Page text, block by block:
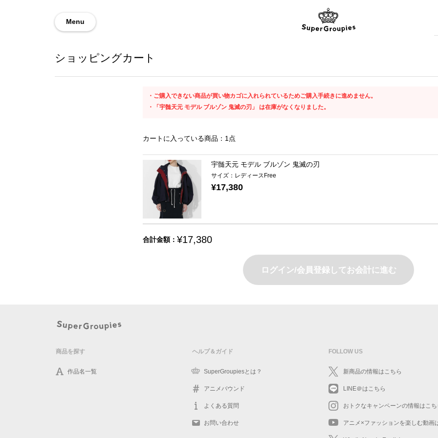
Menu
ショッピングカート
ご購入できない商品が買い物カゴに入れられているためご購入手続きに進めません。
「宇髄天元 モデル ブルゾン 鬼滅の刃」 は在庫がなくなりました。
カートに入っている商品： 1 点
宇髄天元 モデル ブルゾン 鬼滅の刃
サイズ：レディースFree
¥17,380
合計金額： ¥17,380
ログイン/会員登録してお会計に進む
商品を探す
作品名一覧
ヘルプ＆ガイド
SuperGroupiesとは？
アニメバウンド
よくある質問
お問い合わせ
FOLLOW US
新商品の情報はこちら
LINE＠はこちら
おトクなキャンペーンの情報はこち
アニメ×ファッションを楽しむ動画